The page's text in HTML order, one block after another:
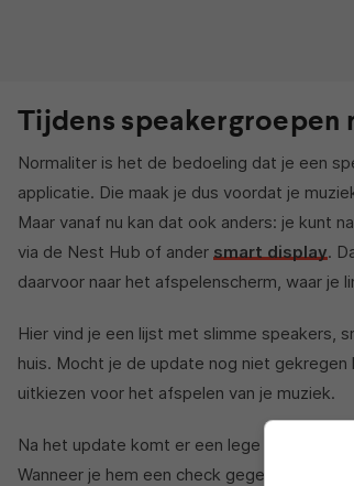
Tijdens speakergroepen
Normaliter is het de bedoeling dat je een
applicatie. Die maak je dus voordat je
Maar vanaf nu kan dat ook anders: je kunt
via de Nest Hub of ander smart display.
daarvoor naar het afspelenscherm, waar je
Hier vind je een lijst met slimme speakers,
huis. Mocht je de update nog niet
uitkiezen voor het afspelen van je muziek.
Na het update komt er een lege vierkante
Wanneer je hem een check gegeven hebt,